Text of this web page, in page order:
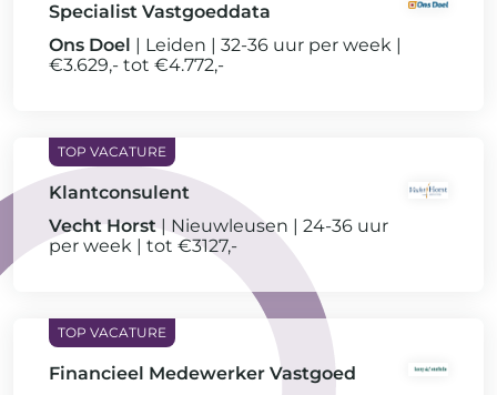
Specialist Vastgoeddata
Ons Doel
Leiden
32-36 uur per week
€3.629,- tot €4.772,-
Klantconsulent
Vecht Horst Nieuwleusen
24-36 uur
per week
tot €3127,-
Financieel Medewerker Vastgoed